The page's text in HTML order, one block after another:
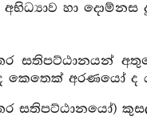
හා දොම්නස
සතිපට්ඨානයන්
කෙතෙක් අරණයෝ ද
සතිපට්ඨානයෝ)